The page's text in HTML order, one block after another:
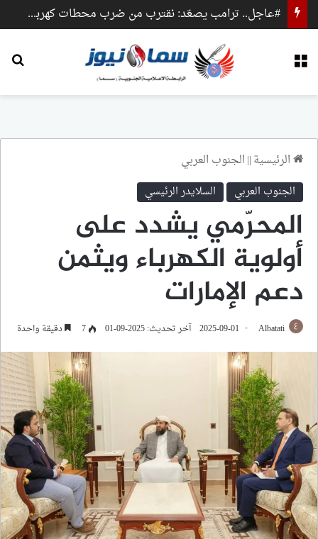
#عاجل.. ترامب يصعّد: نقترب من ضرب محطات كهرباء وجسور داخل إيران
الرئيسية||الجنوب العربي
الجنوب العربي السلايدر الرئيسي
المحرّمي يشدد على
أولوية الكهرباء ويثمن
دعم الإمارات
Albatati
2025-09-01 آخر تحديث: 2025-09-01 7 دقيقة واحدة